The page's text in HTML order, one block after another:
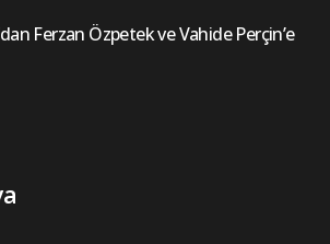
Ferzan Özpetek ve Vahide Perçin’e